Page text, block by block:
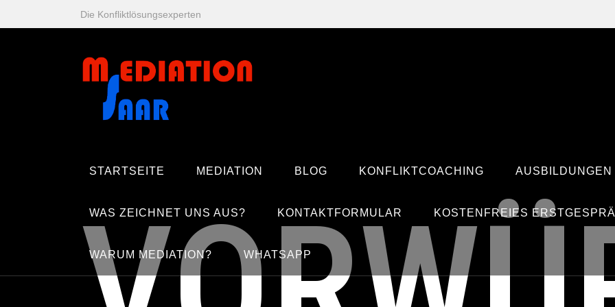
Inhalt
Die Konfliktlösungsexperten
STARTSEITE MEDIATION BLOG KONFLIKTCOACHING
WAS ZEICHNET UNS AUS? KONTAKTFORMULAR KOSTENFREIES
WARUM MEDIATION? WHATSAPP